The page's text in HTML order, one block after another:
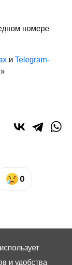
номере
и Telegram-
0
использует
и удобства